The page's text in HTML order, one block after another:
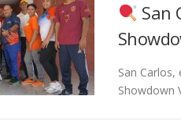
San
San
Showdown